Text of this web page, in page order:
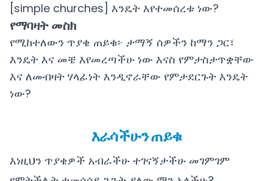
[simple churches] እንዴት እየተመሰረቱ ነው?
የማባዛት መስክ
የሚከተለውን ጥያቄ ጠይቁ፦ ታማኝ ሰዎችን ከማን ጋር፣
እንዴት እና መቼ እየመረጣችሁ ነው እናስ የምታስታጥቋቸው
እና ለመብዛት ሃላፊነት እንዲኖራቸው የምታደርጉት እንዴት
ነው?
እራሳችሁን ጠይቁ
እነዚህን ጥያቄዎች አብራችሁ ተገናኝታችሁ መገምገም